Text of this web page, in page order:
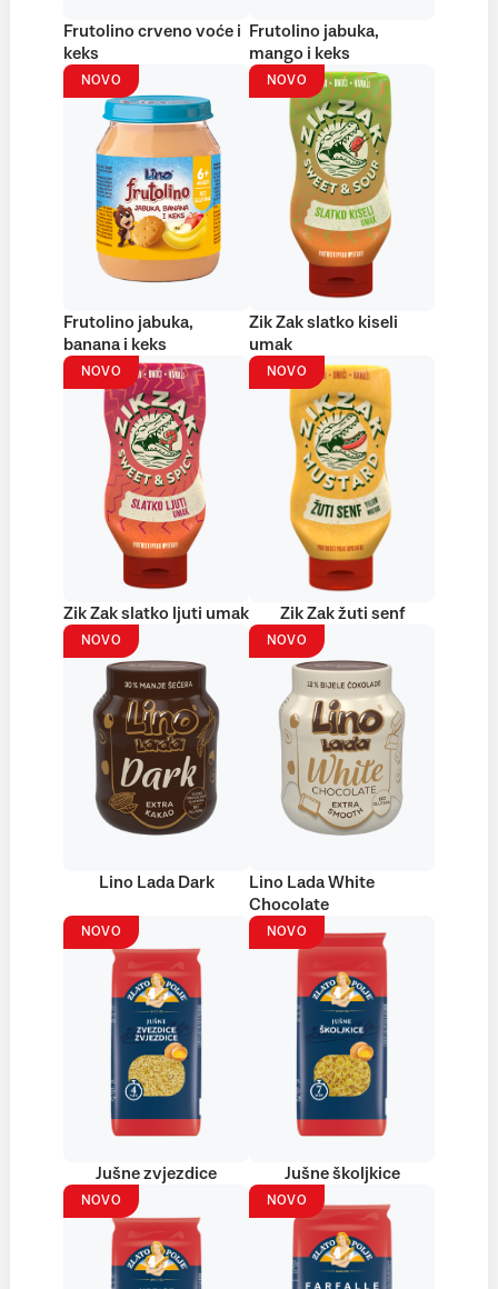
Frutolino crveno voće i
keks
Frutolino jabuka,
mango i keks
NOVO
Frutolino jabuka,
banana i keks
NOVO
Zik Zak slatko kiseli
umak
NOVO
Zik Zak slatko ljuti umak
NOVO
Zik Zak žuti senf
NOVO
Lino Lada Dark
NOVO
Lino Lada White
Chocolate
NOVO
Jušne zvjezdice
NOVO
Jušne školjkice
NOVO NOVO